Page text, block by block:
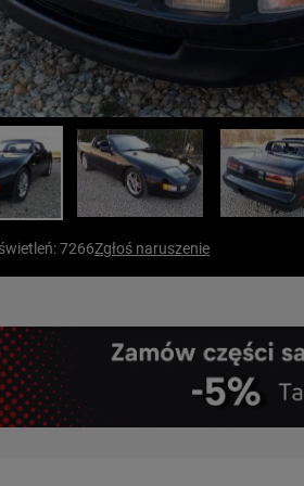
7266Zgłoś naruszenie